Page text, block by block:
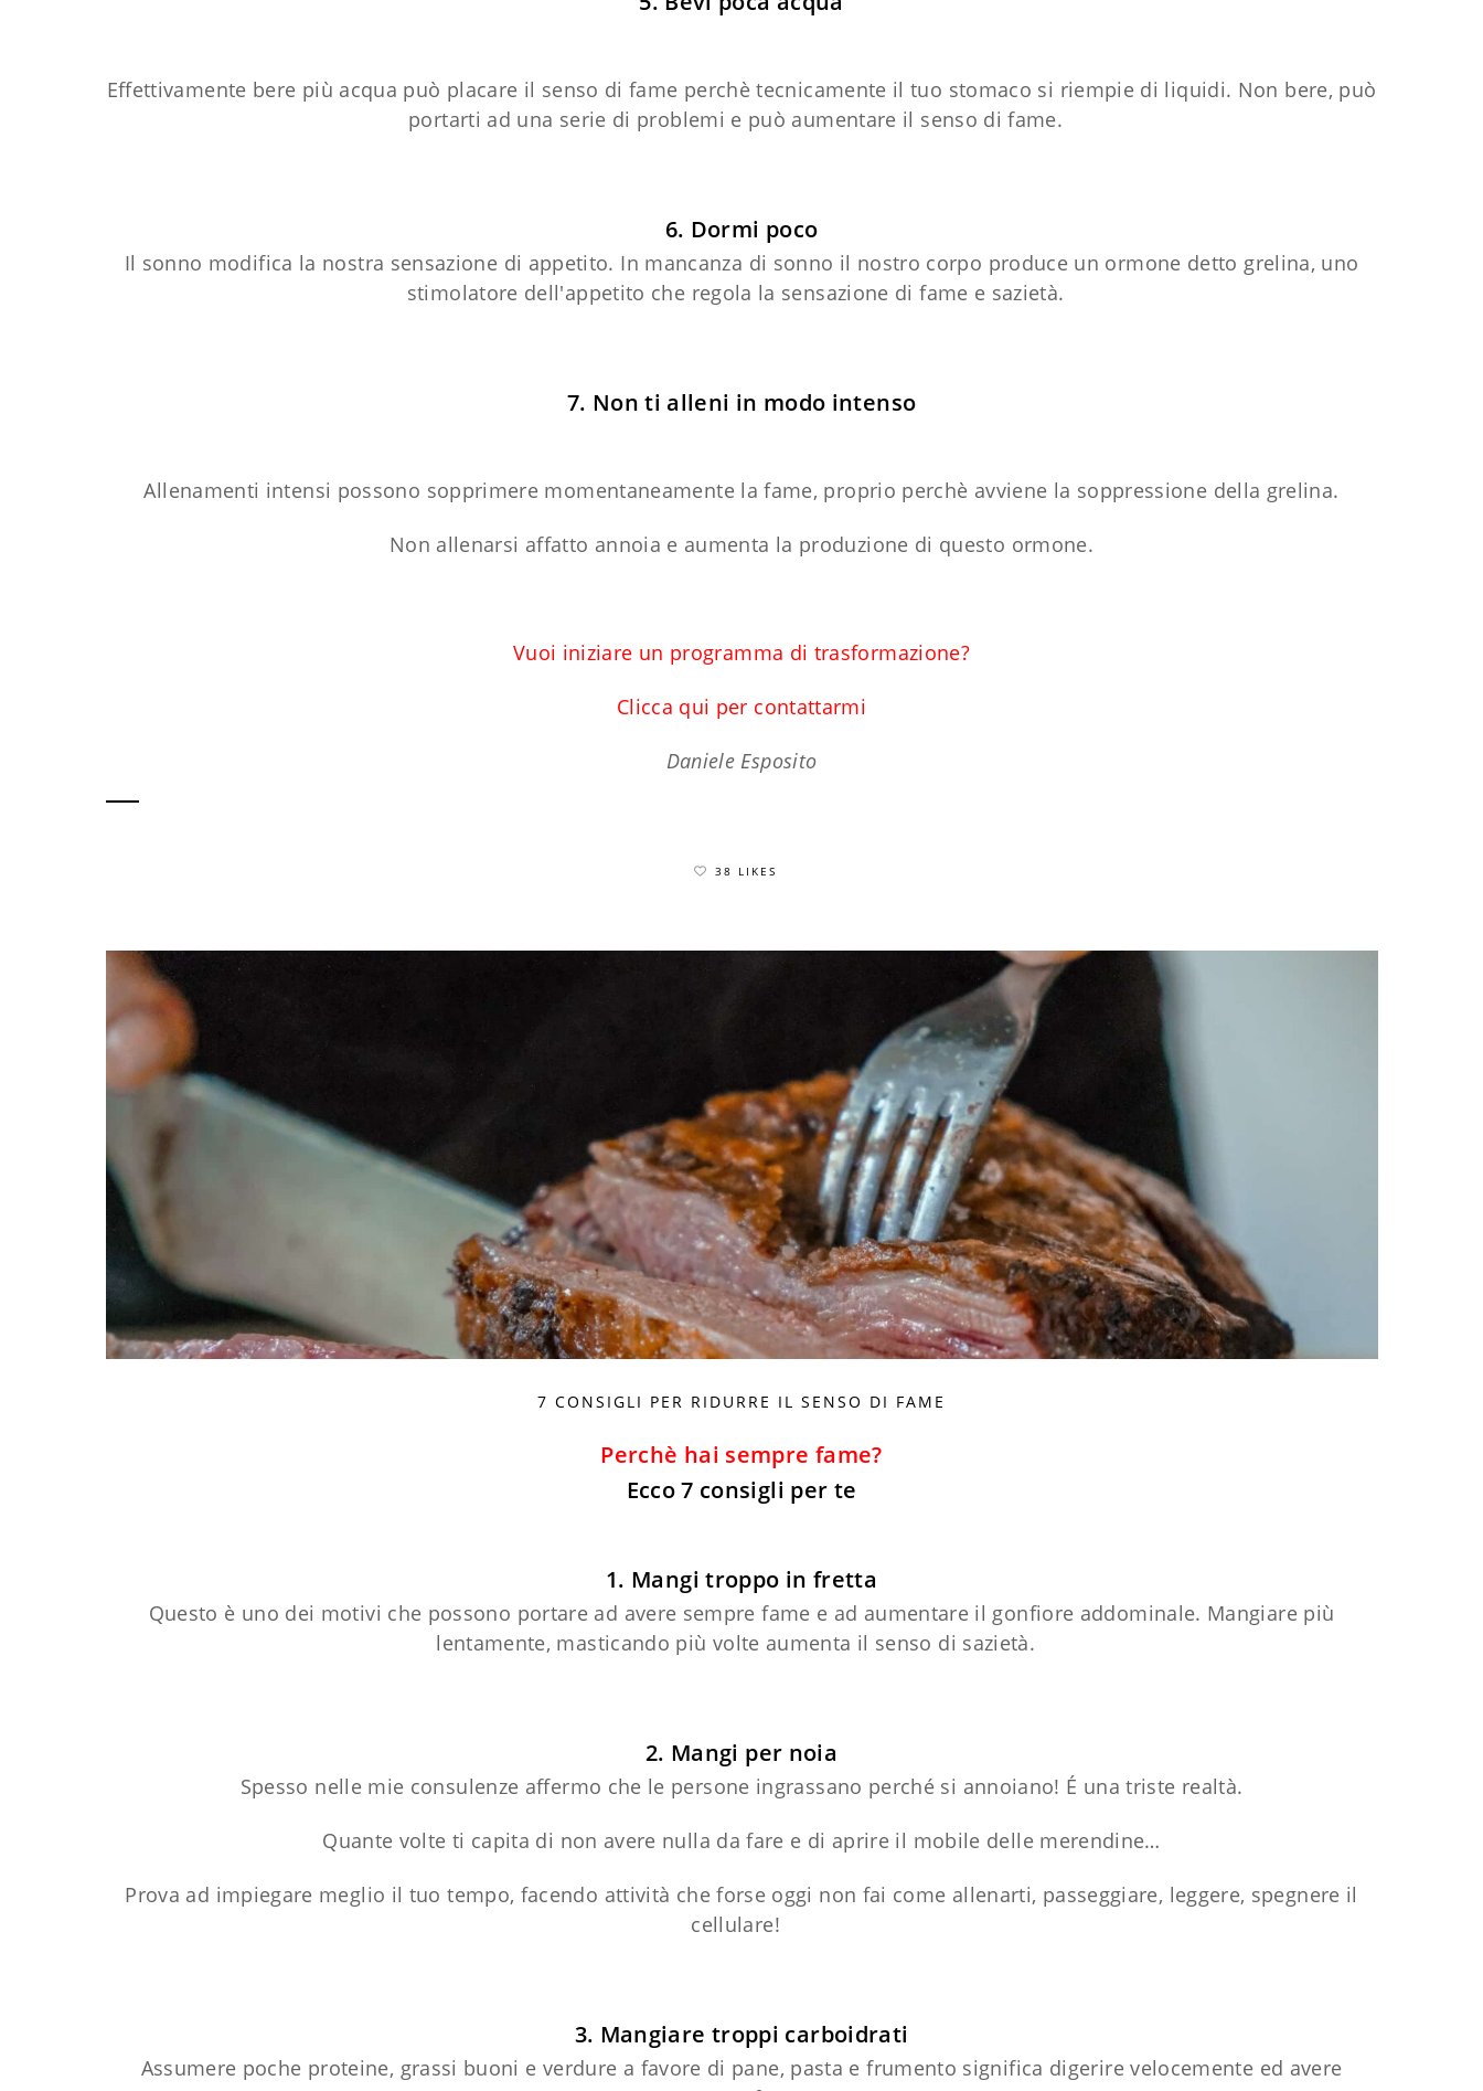
Effettivamente bere più acqua può placare il senso di fame perchè tecnicamente il tuo stomaco si riempie di liquidi. Non bere, può
portarti ad una serie di problemi e può aumentare il senso di fame.
6. Dormi poco
Il sonno modifica la nostra sensazione di appetito. In mancanza di sonno il nostro corpo produce un ormone detto grelina, uno
stimolatore dell'appetito che regola la sensazione di fame e sazietà.
7. Non ti alleni in modo intenso
Allenamenti intensi possono sopprimere momentaneamente la fame, proprio perchè avviene la soppressione della grelina.
Non allenarsi affatto annoia e aumenta la produzione di questo ormone.
Vuoi iniziare un programma di trasformazione?
Clicca qui per contattarmi
Daniele Esposito
38 LIKES
7 CONSIGLI PER RIDURRE IL SENSO DI FAME
Perchè hai sempre fame?
Ecco 7 consigli per te
1. Mangi troppo in fretta
Questo è uno dei motivi che possono portare ad avere sempre fame e ad aumentare il gonfiore addominale. Mangiare più
lentamente, masticando più volte aumenta il senso di sazietà.
2. Mangi per noia
Spesso nelle mie consulenze affermo che le persone ingrassano perché si annoiano! É una triste realtà.
Quante volte ti capita di non avere nulla da fare e di aprire il mobile delle merendine…
Prova ad impiegare meglio il tuo tempo, facendo attività che forse oggi non fai come allenarti, passeggiare, leggere, spegnere il
cellulare!
3. Mangiare troppi carboidrati
Assumere poche proteine, grassi buoni e verdure a favore di pane, pasta e frumento significa digerire velocemente ed avere